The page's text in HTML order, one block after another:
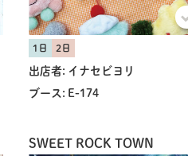
1日 2日
出店者: イナセビヨリ
ブース: E-174
SWEET ROCK TOWN